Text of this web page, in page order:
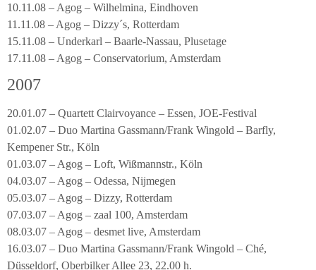
10.11.08 – Agog – Wilhelmina, Eindhoven
11.11.08 – Agog – Dizzy´s, Rotterdam
15.11.08 – Underkarl – Baarle-Nassau, Plusetage
17.11.08 – Agog – Conservatorium, Amsterdam
2007
20.01.07 – Quartett Clairvoyance – Essen, JOE-Festival
01.02.07 – Duo Martina Gassmann/Frank Wingold – Barfly,
Kempener Str., Köln
01.03.07 – Agog – Loft, Wißmannstr., Köln
04.03.07 – Agog – Odessa, Nijmegen
05.03.07 – Agog – Dizzy, Rotterdam
07.03.07 – Agog – zaal 100, Amsterdam
08.03.07 – Agog – desmet live, Amsterdam
16.03.07 – Duo Martina Gassmann/Frank Wingold – Ché,
Düsseldorf, Oberbilker Allee 23, 22.00 h.